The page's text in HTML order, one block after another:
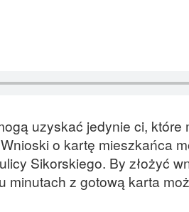
uzyskać jedynie ci,
o kartę mieszkańca
Sikorskiego. By złożyć
minutach z gotową karta